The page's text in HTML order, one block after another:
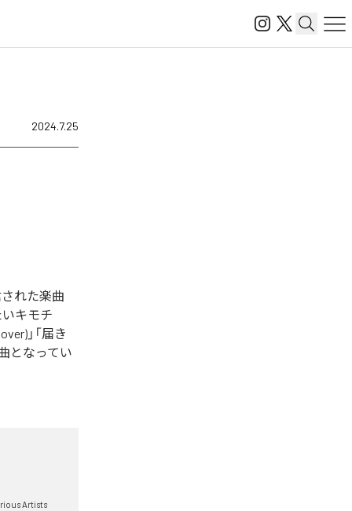
2024.7.25
された楽曲
いキモチ
」「届き
となってい
Artists